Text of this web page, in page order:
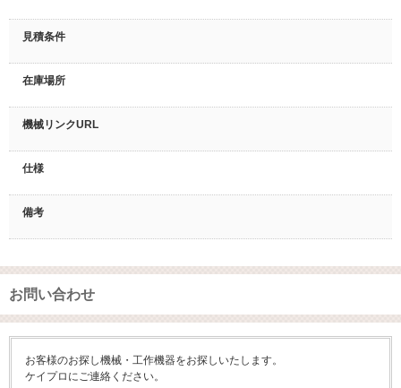
見積条件
在庫場所
機械リンクURL
仕様
備考
お問い合わせ
お客様のお探し機械・工作機器をお探しいたします。
ケイプロにご連絡ください。